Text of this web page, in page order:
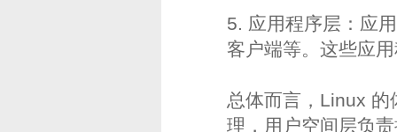
5. 应用程序层：应
客户端等。这些应
总体而言，Linux 的
理，用户空间层负